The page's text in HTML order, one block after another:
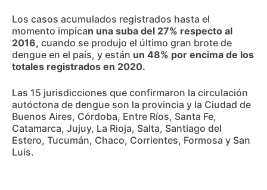
Los casos acumulados registrados hasta el
momento impican una suba del 27% respecto al
2016, cuando se produjo el último gran brote de
dengue en el país, y están un 48% por encima de los
totales registrados en 2020.
Las 15 jurisdicciones que confirmaron la circulación
autóctona de dengue son la provincia y la Ciudad de
Buenos Aires, Córdoba, Entre Ríos, Santa Fe,
Catamarca, Jujuy, La Rioja, Salta, Santiago del
Estero, Tucumán, Chaco, Corrientes, Formosa y San
Luis.